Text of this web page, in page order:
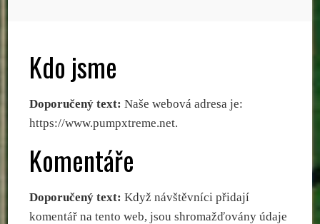
Kdo jsme
Doporučený text:Naše webová adresa je:
https://www.pumpxtreme.net.
Komentáře
Doporučený text:Když návštěvníci přidají
komentář na tento web, jsou shromažďovány údaje